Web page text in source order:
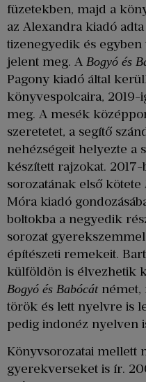
füzetekben, majd a
az Alexandra kiadó
tizenegyedik és
jelent meg. A Bogyó és
Pagony kiadó által
könyvespolcaira, 2019-
meg. A mesék
szeretetet, a segítő
nehézségeit helyezte a
készített rajzokat.
sorozatának első kötete
Móra kiadó
boltokba a negyedik
sorozat
építészeti remekeit.
külföldön is élvezhetik
Bogyó és Babócát német,
török és lett nyelvre is
pedig indonéz nyelven
Könyvsorozatai mellett
gyerekverseket is ír.